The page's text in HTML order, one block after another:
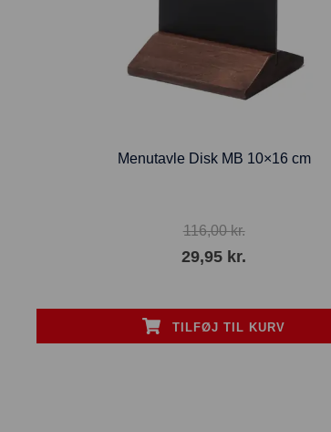
Menutavle Disk MB 10×16 cm
116,00kr.
29,95 kr.
TILFØJ TIL KURV